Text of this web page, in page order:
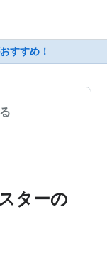
すすめ！
ターの